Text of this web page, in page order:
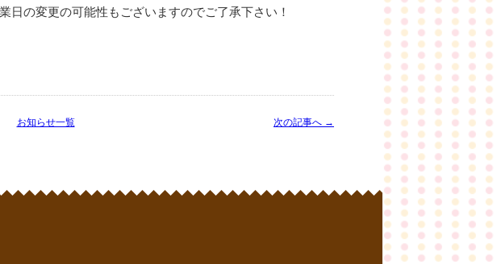
日の変更の可能性もございますのでご了承下さい！
次の記事へ →
お知らせ一覧